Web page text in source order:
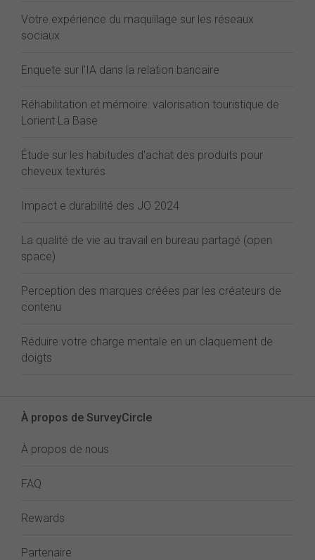
Votre expérience du maquillage sur les réseaux
sociaux
Enquete sur l'IA dans la relation bancaire
Réhabilitation et mémoire: valorisation touristique de
Lorient La Base
Étude sur les habitudes d'achat des produits pour
cheveux texturés
Impact e durabilité des JO 2024
La qualité de vie au travail en bureau partagé (open
space)
Perception des marques créées par les créateurs de
contenu
Réduire votre charge mentale en un claquement de
doigts
À propos de SurveyCircle
À propos de nous
FAQ
Rewards
Partenaire